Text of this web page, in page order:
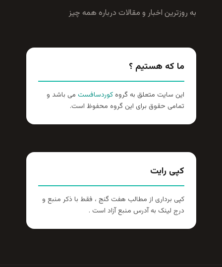
به روزترين اخبار و مقالات درباره همه چيز
ما که هستیم ؟
این سایت متعلق به گروهکوردسافست می باشد و
تمامی حقوق برای این گروه محفوظ است.
کپی رایت
کپی برداری از مطالب هفت گنج ، فقط با ذکر منبع و
درج لینک به آدرس منبع آزاد است .